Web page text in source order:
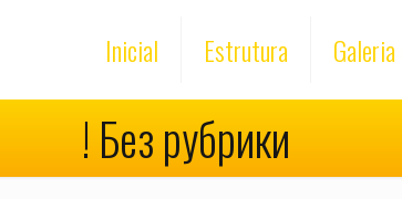
Inicial Estrutura
! Без рубрики